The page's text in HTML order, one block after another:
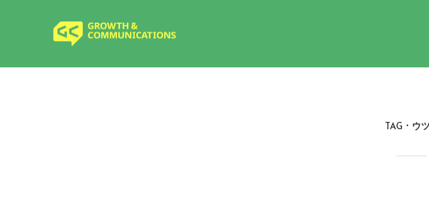
TAG ウ